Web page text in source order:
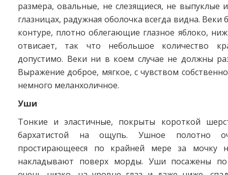
размера, овальные, не слезящиеся, не выпуклые
глазницах, радужная оболочка всегда видна. Веки
контуре, плотно облегающие глазное яблоко,
отвисает, так что небольшое количество
допустимо. Веки ни в коем случае не должны
Выражение доброе, мягкое, с чувством
немного меланхоличное.
Уши
Тонкие и эластичные, покрыты короткой
бархатистой на ощупь. Ушное полотно
простирающееся по крайней мере за мочку
накладывают поверх морды. Уши посажены